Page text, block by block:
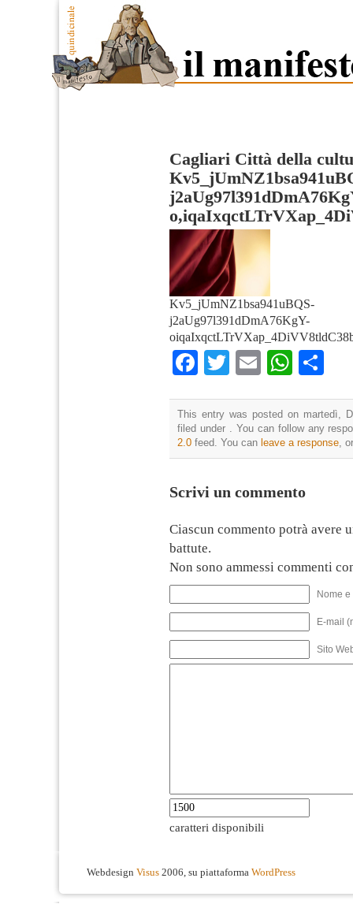
Cagliari Città della
Kv5_jUmNZ1bsa941uBQS-
j2aUg97l391dDmA76KgY-
Facebook
TwitterEmail
This entry was posted on martedì,
filed under . You can follow any
2.0 feed. You can leave a response,
Scrivi un commento
Ciascun commento potrà avere
battute.
Non sono ammessi commenti
Nome
E-mail
Sito
caratteri disponibili
Webdesign Visus 2006, su piattaforma WordPress